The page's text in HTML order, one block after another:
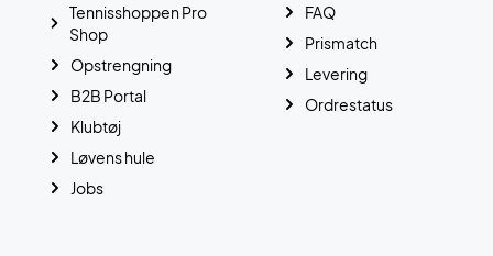
FAQ
Prismatch
Levering
Ordrestatus
Tennisshoppen Pro
Shop
Opstrengning
B2B Portal
Klubtøj
Løvens hule
Jobs